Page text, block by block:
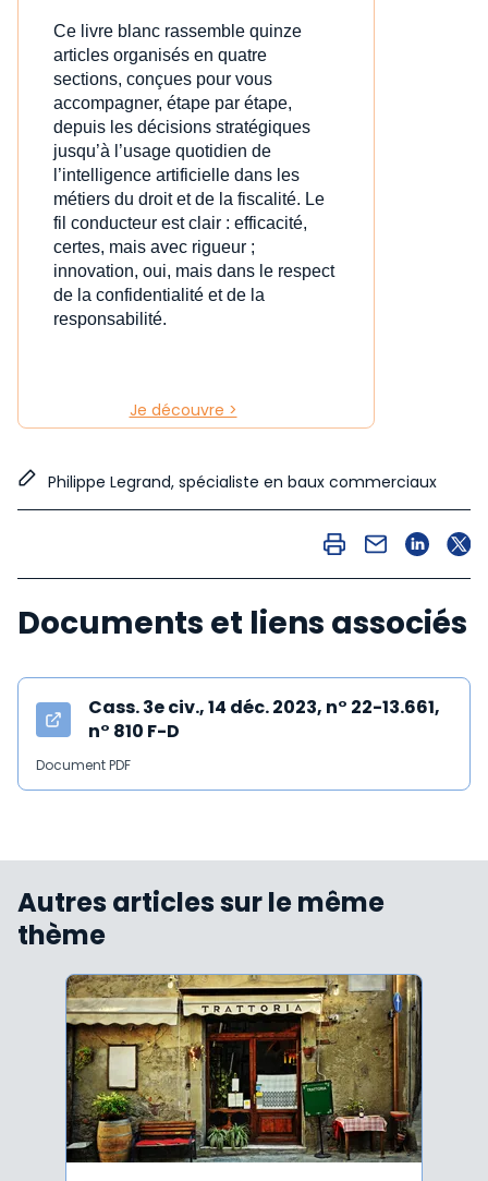
Ce livre blanc rassemble quinze
articles organisés en quatre
sections, conçues pour vous
accompagner, étape par étape,
depuis les décisions stratégiques
jusqu’à l’usage quotidien de
l’intelligence artificielle dans les
métiers du droit et de la fiscalité. Le
fil conducteur est clair : efficacité,
certes, mais avec rigueur ;
innovation, oui, mais dans le respect
de la confidentialité et de la
responsabilité.
Je découvre >
Philippe Legrand, spécialiste en baux commerciaux
Documents et liens associés
Cass. 3e civ., 14 déc. 2023, n° 22-13.661,
n° 810 F-D
Document PDF
Autres articles sur le même
thème